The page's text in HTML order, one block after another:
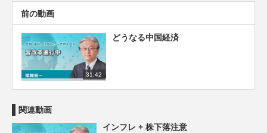
前の動画
31:42
どうなる中国経済
関連動画
インフレ + 株下落注意